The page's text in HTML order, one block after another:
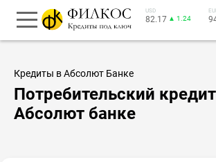
USD
82.17 ▲ 1.24
Кредиты в Абсолют Банке
Потребительский
Абсолют банке